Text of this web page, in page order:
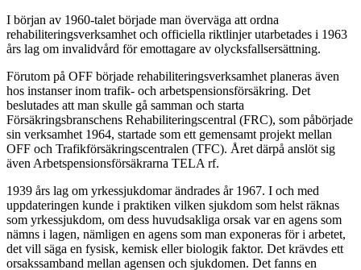
I början av 1960-talet började man överväga att ordna
rehabiliteringsverksamhet och officiella riktlinjer utarbetades i 1963
års lag om invalidvård för emottagare av olycksfallsersättning.
Förutom på OFF började rehabiliteringsverksamhet planeras även
hos instanser inom trafik- och arbetspensionsförsäkring. Det
beslutades att man skulle gå samman och starta
Försäkringsbranschens Rehabiliteringscentral (FRC), som påbörjade
sin verksamhet 1964, startade som ett gemensamt projekt mellan
OFF och Trafikförsäkringscentralen (TFC). Året därpå anslöt sig
även Arbetspensionsförsäkrarna TELA rf.
1939 års lag om yrkessjukdomar ändrades år 1967. I och med
uppdateringen kunde i praktiken vilken sjukdom som helst räknas
som yrkessjukdom, om dess huvudsakliga orsak var en agens som
nämns i lagen, nämligen en agens som man exponeras för i arbetet,
det vill säga en fysisk, kemisk eller biologik faktor. Det krävdes ett
orsakssamband mellan agensen och sjukdomen. Det fanns en